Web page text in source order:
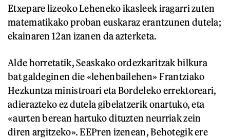
Etxepare lizeoko Leheneko ikasleek iragarri zuten
matematikako proban euskaraz erantzunen dutela;
ekainaren 12an izanen da azterketa.
Alde horretatik, Seaskako ordezkaritzak bilkura
bat galdeginen die «lehenbailehen» Frantziako
Hezkuntza ministroari eta Bordeleko errektoreari,
adierazteko ez dutela gibelatzerik onartuko, eta
«aurten berean hartuko dituzten neurriak zein
diren argitzeko». EEPren izenean, Behotegik ere